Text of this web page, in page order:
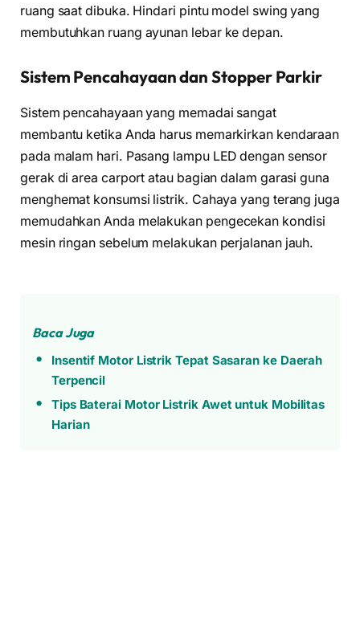
ruang saat dibuka. Hindari pintu model swing yang
membutuhkan ruang ayunan lebar ke depan.
Sistem Pencahayaan dan Stopper Parkir
Sistem pencahayaan yang memadai sangat
membantu ketika Anda harus memarkirkan kendaraan
pada malam hari. Pasang lampu LED dengan sensor
gerak di area carport atau bagian dalam garasi guna
menghemat konsumsi listrik. Cahaya yang terang juga
memudahkan Anda melakukan pengecekan kondisi
mesin ringan sebelum melakukan perjalanan jauh.
Baca Juga
Insentif Motor Listrik Tepat Sasaran ke Daerah
Terpencil
Tips Baterai Motor Listrik Awet untuk Mobilitas
Harian